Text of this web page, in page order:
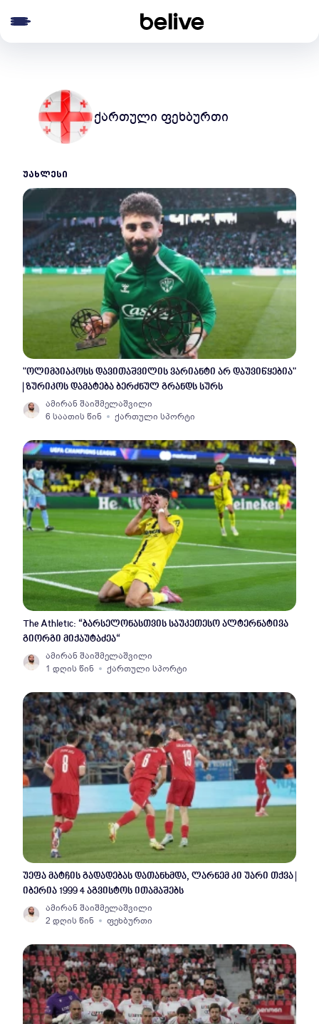
ქართული ფეხბურთი
ᲣᲐᲮᲚᲔᲡᲘ
"ოლიმპიაკოსს დავითაშვილის ვარიანტი არ დაუვიწყებია"
| ზურიკოს დამატება ბერძნულ გრანდს სურს
ამირან შაიშმელაშვილი
6 საათის წინ
ქართული სპორტი
The Athletic: “ბარსელონასთვის საუკეთესო ალტერნატივა
გიორგი მიქაუტაძეა“
ამირან შაიშმელაშვილი
1 დღის წინ
ქართული სპორტი
უეფა მატჩის გადადებას დათანხმდა, ლარნემ კი უარი თქვა |
იბერია 1999 4 აგვისტოს ითამაშებს
ამირან შაიშმელაშვილი
2 დღის წინ
ფეხბურთი